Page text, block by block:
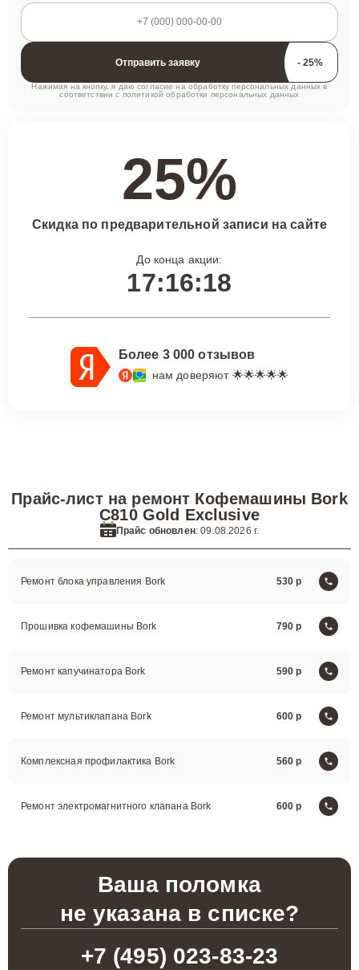
Отправить заявку
Нажимая на кнопку, я даю согласие на обработку персональных данных в
соответствии с политикой обработки персональных данных
25%
Скидка по предварительной записи на сайте
До конца акции:
17:16:17
Более 3 000 отзывов
нам доверяют 🌟🌟🌟🌟🌟
Прайс-лист на ремонт Кофемашины Bork
C810 Gold Exclusive
Прайс обновлен: 09.08.2026 г.
Ремонт блока управления Bork 530
Прошивка кофемашины Bork 790
Ремонт капучинатора Bork 590
Ремонт мультиклапана Bork 600
Комплексная профилактика Bork 560
Ремонт электромагнитного клапана Bork 600
Ваша поломка
не указана в списке?
+7 (495) 023-83-23